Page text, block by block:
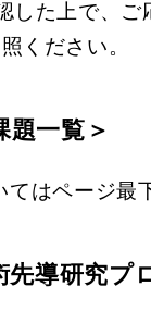
した上で、
ください。
題一覧＞
はページ最
導研究プ